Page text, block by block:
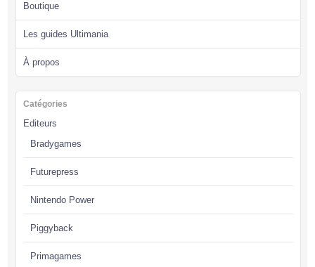
Boutique
Les guides Ultimania
À propos
Catégories
Editeurs
Bradygames
Futurepress
Nintendo Power
Piggyback
Primagames